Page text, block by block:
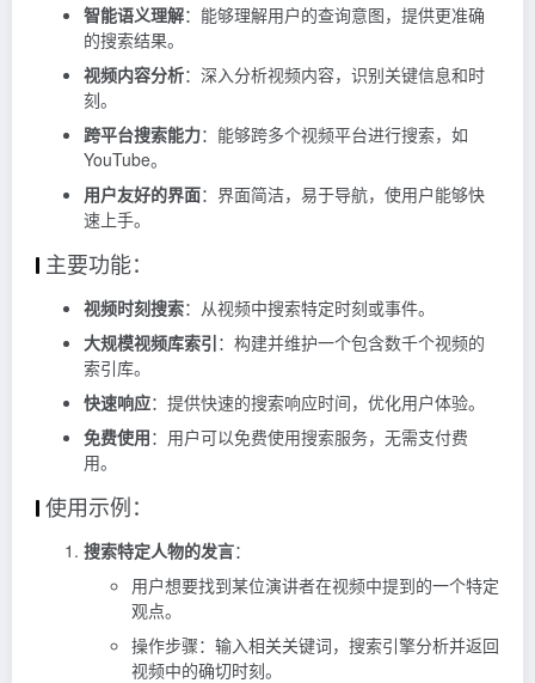
智能语义理解：能够理解用户的查询意图，提供更准确
的搜索结果。
视频内容分析：深入分析视频内容，识别关键信息和时
刻。
跨平台搜索能力：能够跨多个视频平台进行搜索，如
YouTube。
用户友好的界面：界面简洁，易于导航，使用户能够快
速上手。
主要功能：
视频时刻搜索：从视频中搜索特定时刻或事件。
大规模视频库索引：构建并维护一个包含数千个视频的
索引库。
快速响应：提供快速的搜索响应时间，优化用户体验。
免费使用：用户可以免费使用搜索服务，无需支付费
用。
使用示例：
搜索特定人物的发言：
用户想要找到某位演讲者在视频中提到的一个特定
观点。
操作步骤：输入相关关键词，搜索引擎分析并返回
视频中的确切时刻。